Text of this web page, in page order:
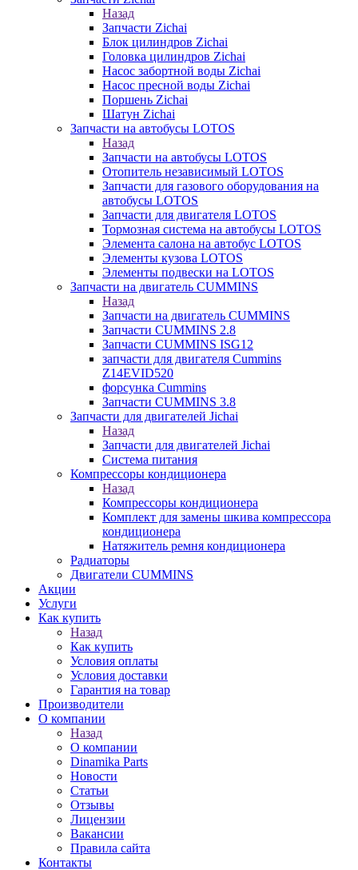
Назад
Запчасти Zichai
Блок цилиндров Zichai
Головка цилиндров Zichai
Насос забортной воды Zichai
Насос пресной воды Zichai
Поршень Zichai
Шатун Zichai
Запчасти на автобусы LOTOS
Назад
Запчасти на автобусы LOTOS
Отопитель независимый LOTOS
Запчасти для газового оборудования на
автобусы LOTOS
Запчасти для двигателя LOTOS
Тормозная система на автобусы LOTOS
Элемента салона на автобус LOTOS
Элементы кузова LOTOS
Элементы подвески на LOTOS
Запчасти на двигатель CUMMINS
Назад
Запчасти на двигатель CUMMINS
Запчасти CUMMINS 2.8
Запчасти CUMMINS ISG12
запчасти для двигателя Cummins
Z14EVID520
форсунка Cummins
Запчасти CUMMINS 3.8
Запчасти для двигателей Jichai
Назад
Запчасти для двигателей Jichai
Система питания
Компрессоры кондиционера
Назад
Компрессоры кондиционера
Комплект для замены шкива компрессора
кондиционера
Натяжитель ремня кондиционера
Радиаторы
Двигатели CUMMINS
Акции
Услуги
Как купить
Назад
Как купить
Условия оплаты
Условия доставки
Гарантия на товар
Производители
О компании
Назад
О компании
Dinamika Parts
Новости
Статьи
Отзывы
Лицензии
Вакансии
Правила сайта
Контакты